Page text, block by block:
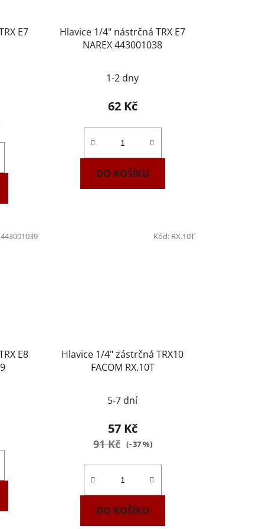
E7
Hlavice 1/4" nástrčná TRX E7
NAREX 443001038
1-2 dny
62 Kč
DO KOŠÍKU
E8
443001039
Hlavice 1/4" zástrčná TRX10
FACOM RX.10T
5-7 dní
57 Kč
91 Kč (–37 %)
DO KOŠÍKU
Kód: RX.10T